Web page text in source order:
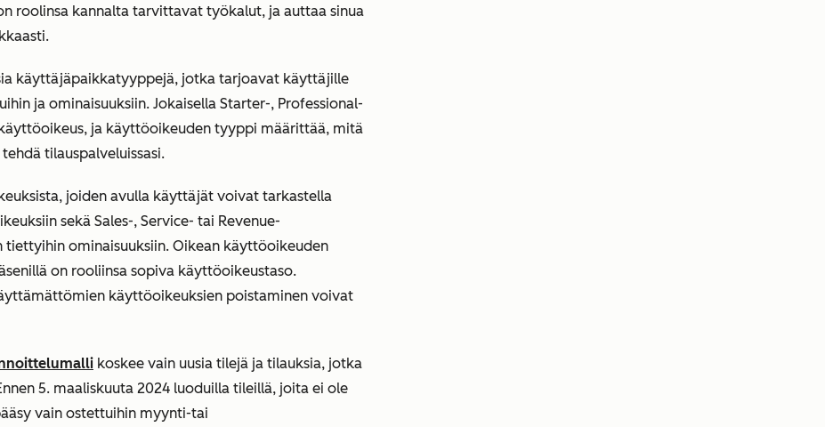
roolinsa kannalta tarvittavat työkalut, ja auttaa sinua
käyttäjäpaikkatyyppejä, jotka tarjoavat käyttäjille
ja ominaisuuksiin. Jokaisella Starter-, Professional-
ja käyttöoikeuden tyyppi määrittää, mitä
tilauspalveluissasi.
joiden avulla käyttäjät voivat tarkastella
sekä Sales-, Service- tai Revenue-
ominaisuuksiin. Oikean käyttöoikeuden
on rooliinsa sopiva käyttöoikeustaso.
käyttöoikeuksien poistaminen voivat
koskee vain uusia tilejä ja tilauksia, jotka
5. maaliskuuta 2024 luoduilla tileillä, joita ei ole
vain ostettuihin myynti-tai